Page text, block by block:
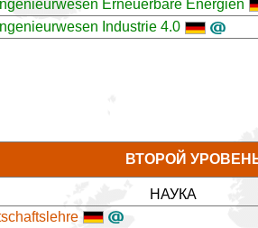
Erneuerbare Energien
Industrie 4.0
ВТОРОЙ
НАУКА